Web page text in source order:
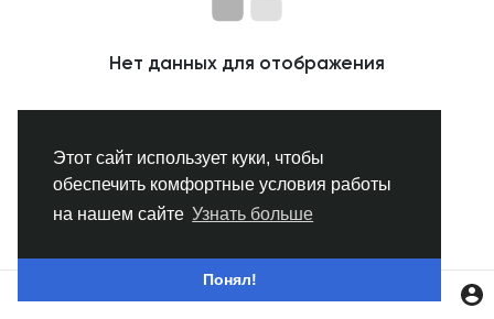
Этот сайт использует куки, чтобы
обеспечить комфортные условия работы
на нашем сайте Узнать больше
Понял!
Популярные посты
Найти сообщения
Нет данных для отображения